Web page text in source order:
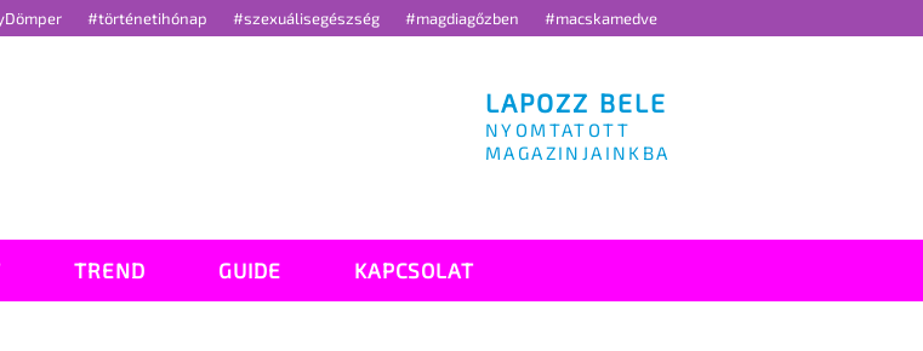
#történetihónap #szexuálisegészség #magdiagőzben #macskamedve
LAPOZZ BELE
NYOMTATOTT
MAGAZINJAINKBA
TREND GUIDE KAPCSOLAT